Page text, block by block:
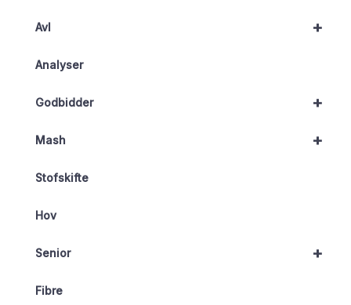
+
Avl
Analyser
+
Godbidder
+
Mash
Stofskifte
Hov
+
Senior
Fibre